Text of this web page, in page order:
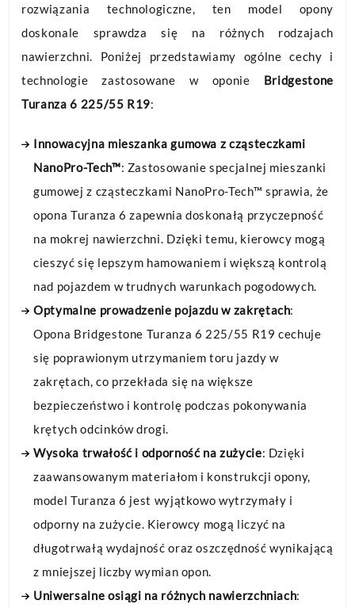
rozwiązania technologiczne, ten model opony
doskonale sprawdza się na różnych rodzajach
nawierzchni. Poniżej przedstawiamy ogólne cechy i
technologie zastosowane w oponie Bridgestone
Turanza 6 225/55 R19:
Innowacyjna mieszanka gumowa z cząsteczkami
NanoPro-Tech™: Zastosowanie specjalnej mieszanki
gumowej z cząsteczkami NanoPro-Tech™ sprawia, że
opona Turanza 6 zapewnia doskonałą przyczepność
na mokrej nawierzchni. Dzięki temu, kierowcy mogą
cieszyć się lepszym hamowaniem i większą kontrolą
nad pojazdem w trudnych warunkach pogodowych.
Optymalne prowadzenie pojazdu w zakrętach:
Opona Bridgestone Turanza 6 225/55 R19 cechuje
się poprawionym utrzymaniem toru jazdy w
zakrętach, co przekłada się na większe
bezpieczeństwo i kontrolę podczas pokonywania
krętych odcinków drogi.
Wysoka trwałość i odporność na zużycie: Dzięki
zaawansowanym materiałom i konstrukcji opony,
model Turanza 6 jest wyjątkowo wytrzymały i
odporny na zużycie. Kierowcy mogą liczyć na
długotrwałą wydajność oraz oszczędność wynikającą
z mniejszej liczby wymian opon.
Uniwersalne osiągi na różnych nawierzchniach: